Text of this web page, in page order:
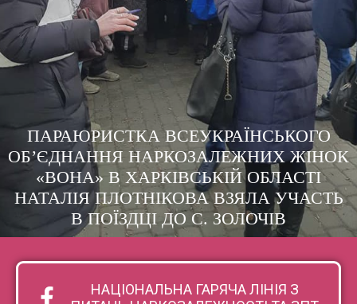
ПАРАЮРИСТКА ВСЕУКРАЇНСЬКОГО
ОБ’ЄДНАННЯ НАРКОЗАЛЕЖНИХ ЖІНОК
«ВОНА» В ХАРКІВСЬКІЙ ОБЛАСТІ
НАТАЛІЯ ПЛОТНІКОВА ВЗЯЛА УЧАСТЬ
В ПОЇЗДЦІ ДО С. ЗОЛОЧІВ
НАЦІОНАЛЬНА ГАРЯЧА ЛІНІЯ З